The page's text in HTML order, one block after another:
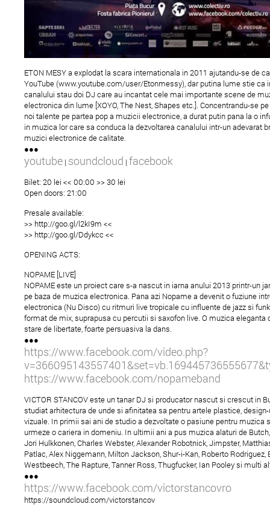
noname.art - 7 aprilie
"Arta la zid" cu Dan
Perjovschi
ETON MESY a explodat la scara internationala in 2011 ajutandu-se de
YouTube (www.youtube.com/user/Etonmessy), dar putina lume stie ca
canalului stau doi DJ care au incantat cele mai importante scene de
electronica din lume [XOYO, The Nest, Shapes etc.]. Concentrandu-se
noi talente pe partea pop a muzicii electronice, a durat putin pana la o
in muzica lor care sa conduca la dezvoltarea canalului intr-un adevarat
muzici electronice de calitate.
●●●
youtube | soundcloud | facebook
Bilet: 20 lei << 00:00 >> 30 lei
Open doors: 21:00
Presale available:
>> http://goo.gl/l2kI9m <<
>> http://goo.gl/Ddykcc <<
OPENING ACTS:
NOPAME [LIVE]
NOPAME este un proiect care s-a nascut in iarna anului 2013 printr-un
pe baza de muzica electronica. Pana azi Nopame a devenit o fuziune
electronica (Nu Disco) cu ritmuri live tropicale cu influente de jazz si
format de mix, suprapusa cu percutii si saxofon live. O muzica eleganta
stare de libertate, foarte persuasiva la dans.
●●●
https://www.facebook.com/video.php?
https://www.facebook.com/nopameband
VICTOR STANCOV este un tanar DJ si producator nascut si crescut in
studiat arhitectura de unde si afinitatea sa pentru artele plastice,
vizuale. In primii sai ani de studio a dezvoltate o pasiune pentru muzica
urmeze o cariera in domeniu. In ultimii ani a pus muzica alaturi de
Jori Hulkkonen, Charles Webster, Alexander Robotnick, Jimpster,
Patlac, Alex Niggemann, Milton Jackson, Shur-i-Kan, Roberto Rodriguez,
Westbeech, The Rapture, Tanner Ross, Thugfucker, Ian Pooley si multi
●●●
https://www.facebook.com/victorstancovro
https://soundcloud.com/victorstancov